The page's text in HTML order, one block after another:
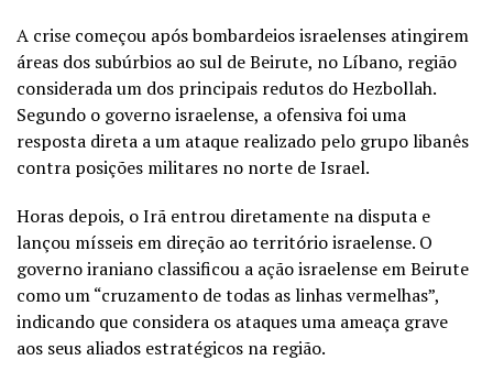
A crise começou após bombardeios israelenses atingirem
áreas dos subúrbios ao sul de Beirute, no Líbano, região
considerada um dos principais redutos do Hezbollah.
Segundo o governo israelense, a ofensiva foi uma
resposta direta a um ataque realizado pelo grupo libanês
contra posições militares no norte de Israel.
Horas depois, o Irã entrou diretamente na disputa e
lançou mísseis em direção ao território israelense. O
governo iraniano classificou a ação israelense em Beirute
como um “cruzamento de todas as linhas vermelhas”,
indicando que considera os ataques uma ameaça grave
aos seus aliados estratégicos na região.